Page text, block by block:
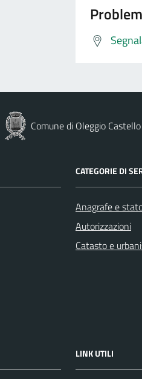
Comune di Oleggio Castello
CATEGORIE DI
Anagrafe e
Autorizzazioni
Catasto e
LINK UTILI